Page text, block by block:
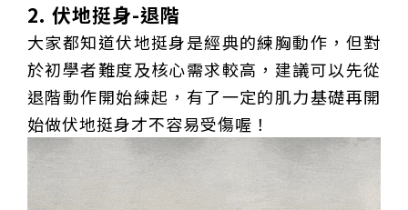
2. 伏地挺身-退階
大家都知道伏地挺身是經典的練胸動作，但對
於初學者難度及核心需求較高，建議可以先從
退階動作開始練起，有了一定的肌力基礎再開
始做伏地挺身才不容易受傷喔！